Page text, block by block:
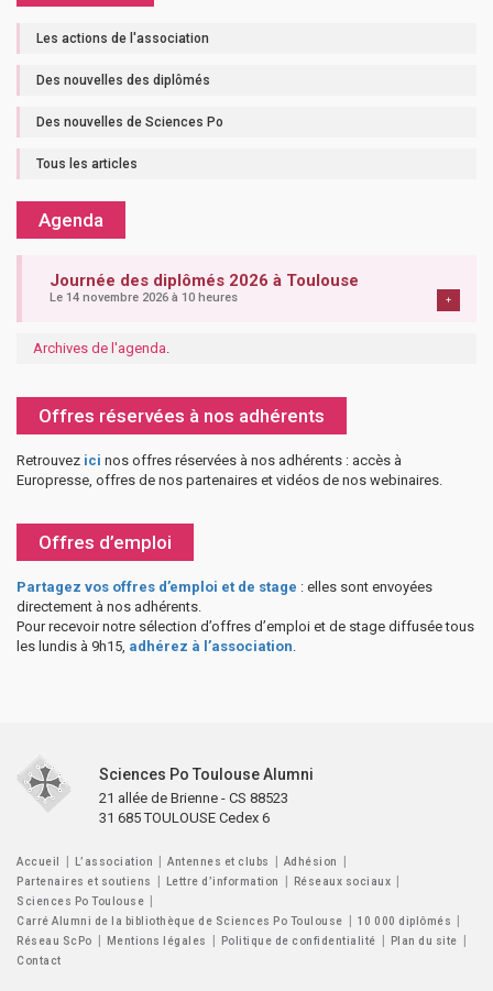
Les actions de l'association
Des nouvelles des diplômés
Des nouvelles de Sciences Po
Tous les articles
Agenda
Journée des diplômés 2026 à Toulouse
Le 14 novembre 2026 à 10 heures +
Archives de l'agenda
Offres réservées à nos adhérents
Retrouvez ici nos offres réservées à nos adhérents : accès à
Europresse, offres de nos partenaires et vidéos de nos webinaires.
Offres d’emploi
Partagez vos offres d’emploi et de stage : elles sont envoyées
directement à nos adhérents.
Pour recevoir notre sélection d’offres d’emploi et de stage diffusée tous
les lundis à 9h15, adhérez à l’association
Sciences Po Toulouse Alumni
21 allée de Brienne - CS 88523
31 685 TOULOUSE Cedex 6
Accueil L’association Antennes et clubs
Adhésion
Partenaires et soutiens
Lettre d’information
Réseaux sociaux
Sciences Po Toulouse
Carré Alumni de la bibliothèque de Sciences Po Toulouse
10 000 diplômés
Réseau ScPo
Mentions légales Politique de confidentialité
Plan du site
Contact